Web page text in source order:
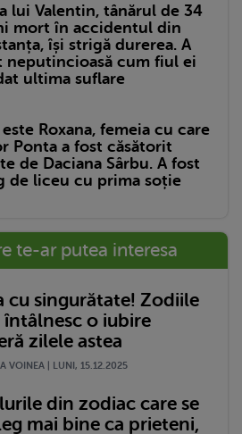
lui Valentin, tânărul de 34
mort în accidentul din
își strigă durerea. A
neputincioasă cum fiul ei
ultima suflare
Roxana, femeia cu care
Ponta a fost căsătorit
de Daciana Sârbu. A fost
de liceu cu prima soție
te-ar putea interesa
cu singurătate! Zodiile
întâlnesc o iubire
zilele astea
VOINEA | LUNI, 15.12.2025
din zodiac care se
mai bine ca prieteni,